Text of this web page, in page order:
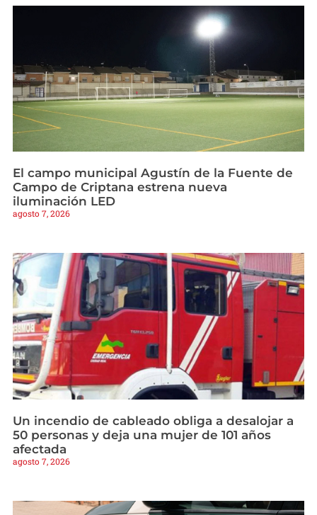
El campo municipal Agustín de la Fuente de
Campo de Criptana estrena nueva
iluminación LED
agosto 7, 2026
Un incendio de cableado obliga a desalojar a
50 personas y deja una mujer de 101 años
afectada
agosto 7, 2026